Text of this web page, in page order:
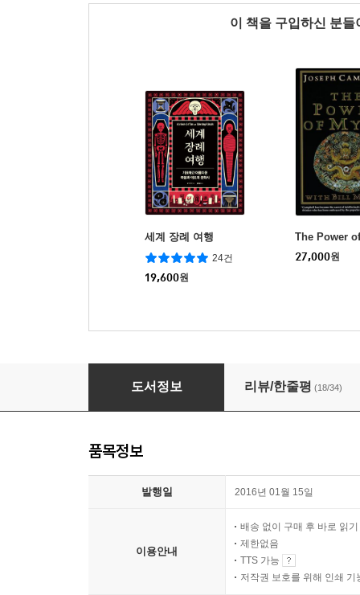
이 책을 구입하신 분
세계 장례 여행
24건
19,600원
The Power
27,000원
아틀라스 중앙유라시아사
도서정보 리뷰/한줄평 (18/34)
품목정보
발행일 2016년 01월 15일
이용안내
배송 없이 구매 후 바로 읽기
제한없음
TTS 가능
저작권 보호를 위해 인쇄 기